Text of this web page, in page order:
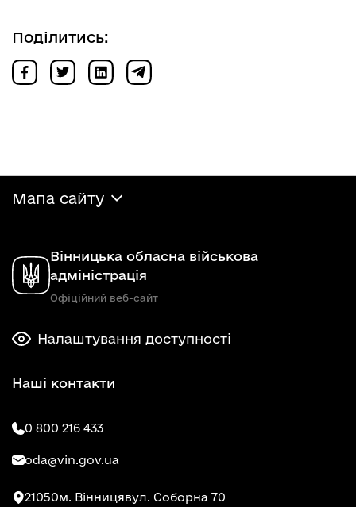
Поділитись:
Мапа сайту
Вінницька обласна військова
адміністрація
Офіційний веб-сайт
Налаштування доступності
Наші контакти
0 800 216 433
oda@vin.gov.ua
21050м. Вінницявул. Соборна 70